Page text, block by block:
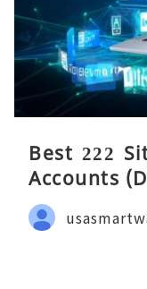
Best 222
Accounts
fied)